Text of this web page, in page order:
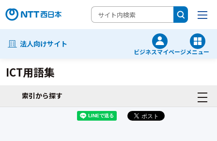
法人向けサイト
ビジネスマイページメニュー
ICT用語集
索引から探す